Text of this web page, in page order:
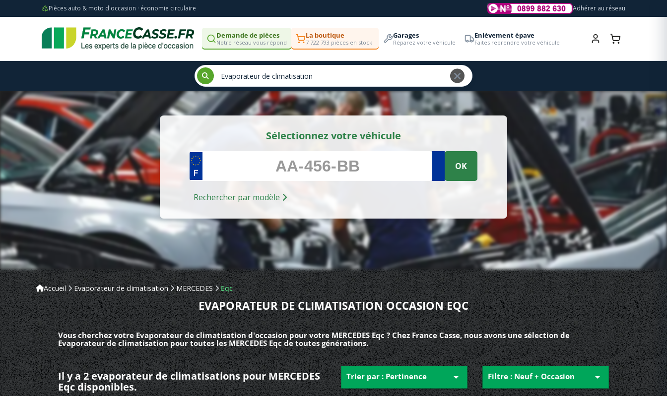
Pièces auto & moto d'occasion · économie circulaire Adhérer au réseau
Demande de pièces
Notre réseau vous répond
La boutique
7 722 793 pièces en stock
Garages
Réparez votre véhicule
Enlèvement épave
Faites reprendre votre véhicule
Sélectionnez votre véhicule
OK
Rechercher par modèle
Accueil Evaporateur de climatisation MERCEDES Eqc
EVAPORATEUR DE CLIMATISATION OCCASION EQC
Vous cherchez votre Evaporateur de climatisation d'occasion pour votre MERCEDES Eqc ? Chez France Casse, nous avons une sélection de
Evaporateur de climatisation pour toutes les MERCEDES Eqc de toutes générations.
Il y a 2 evaporateur de climatisations pour MERCEDES
Eqc disponibles.
Trier par : Pertinence  Filtre : Neuf + Occasion 